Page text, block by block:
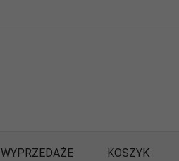
WYPRZEDAŻE KOSZYK